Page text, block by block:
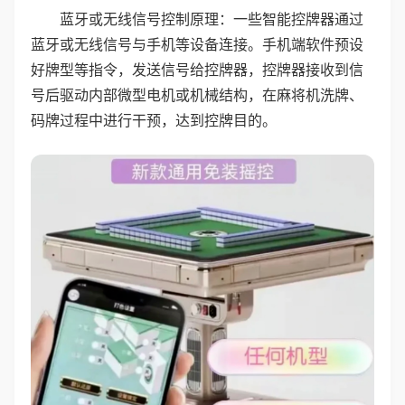
蓝牙或无线信号控制原理：一些智能控牌器通过
蓝牙或无线信号与手机等设备连接。手机端软件预设
好牌型等指令，发送信号给控牌器，控牌器接收到信
号后驱动内部微型电机或机械结构，在麻将机洗牌、
码牌过程中进行干预，达到控牌目的。